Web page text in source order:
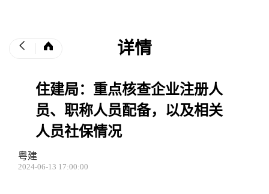
详情
住建局：重点核查企业注册人
员、职称人员配备，以及相关
人员社保情况
粤建
2024-06-13 17:00:00